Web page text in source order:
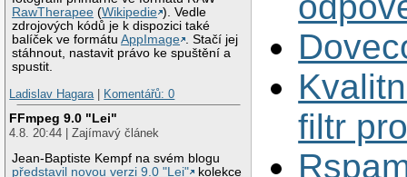
RawTherapee (Wikipedie ). Vedle
zdrojových kódů je k dispozici také
balíček ve formátuAppImage . Stačí jej
stáhnout, nastavit právo ke spuštění a
spustit.
Ladislav Hagara| Komentářů: 0
FFmpeg 9.0 "Lei"
4.8. 20:44 | Zajímavý článek
Jean-Baptiste Kempf na svém blogu
představil novou verzi 9.0 "Lei"
kolekce
filtr